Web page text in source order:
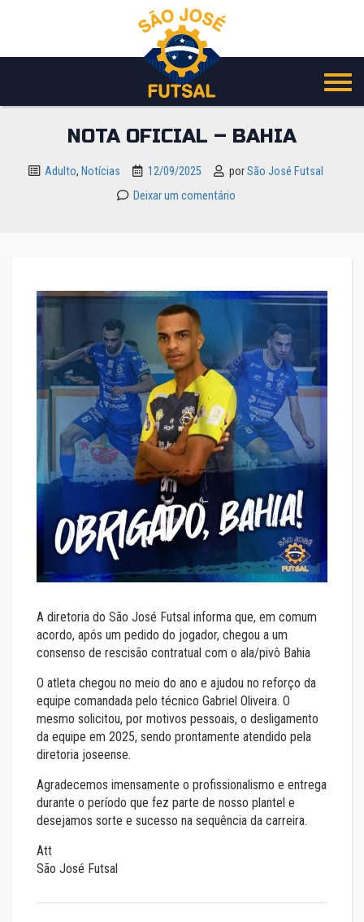
o
NOTA OFICIAL – BAHIA
Adulto, Notícias 12/09/2025 porSão José Futsal
Deixar um comentário
A diretoria do São José Futsal informa que, em comum
acordo, após um pedido do jogador, chegou a um
consenso de rescisão contratual com o ala/pivô Bahia
O atleta chegou no meio do ano e ajudou no reforço da
equipe comandada pelo técnico Gabriel Oliveira. O
mesmo solicitou, por motivos pessoais, o desligamento
da equipe em 2025, sendo prontamente atendido pela
diretoria joseense.
Agradecemos imensamente o profissionalismo e entrega
durante o período que fez parte de nosso plantel e
desejamos sorte e sucesso na sequência da carreira.
Att
São José Futsal